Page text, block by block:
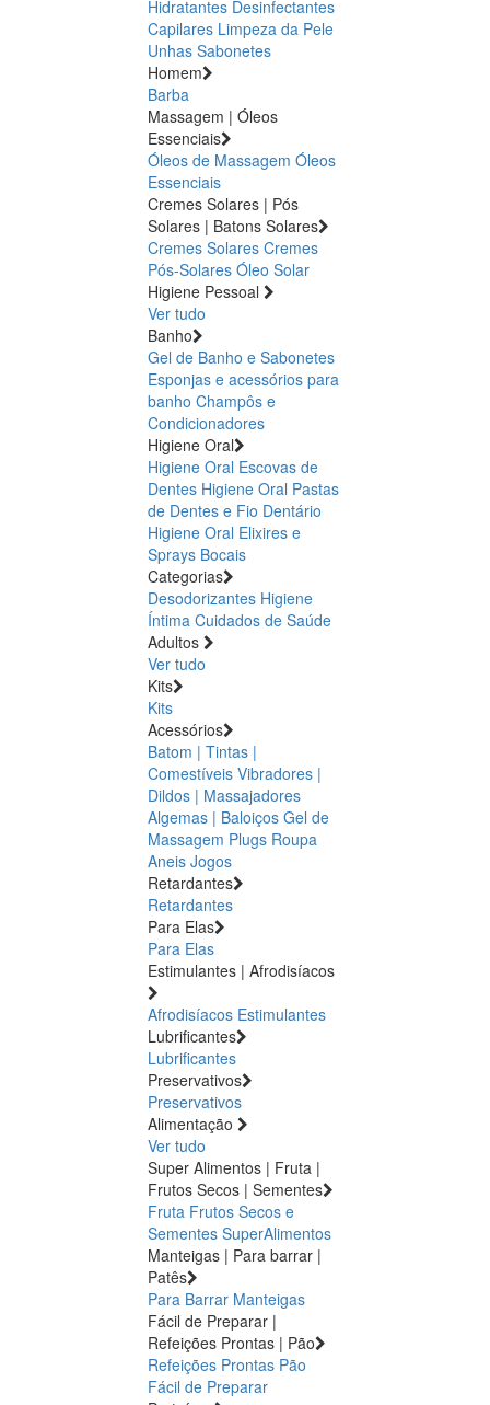
Hidratantes Desinfectantes
Capilares Limpeza da Pele
Unhas Sabonetes
Homem
Barba
Massagem | Óleos
Essenciais
Óleos de Massagem Óleos
Essenciais
Cremes Solares | Pós
Solares | Batons Solares
Cremes Solares Cremes
Pós-Solares Óleo Solar
Higiene Pessoal
Ver tudo
Banho
Gel de Banho e Sabonetes
Esponjas e acessórios para
banho Champôs e
Condicionadores
Higiene Oral
Higiene Oral Escovas de
Dentes Higiene Oral Pastas
de Dentes e Fio Dentário
Higiene Oral Elixires e
Sprays Bocais
Categorias
Desodorizantes Higiene
Íntima Cuidados de Saúde
Adultos
Ver tudo
Kits
Kits
Acessórios
Batom | Tintas |
Comestíveis Vibradores |
Dildos | Massajadores
Algemas | Baloiços Gel de
Massagem Plugs Roupa
Aneis Jogos
Retardantes
Retardantes
Para Elas
Para Elas
Estimulantes | Afrodisíacos
Afrodisíacos Estimulantes
Lubrificantes
Lubrificantes
Preservativos
Preservativos
Alimentação
Ver tudo
Super Alimentos | Fruta |
Frutos Secos | Sementes
Fruta Frutos Secos e
Sementes SuperAlimentos
Manteigas | Para barrar |
Patês
Para Barrar Manteigas
Fácil de Preparar |
Refeições Prontas | Pão
Refeições Prontas Pão
Fácil de Preparar